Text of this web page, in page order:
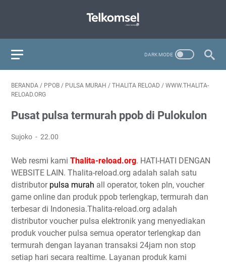
BERANDA / PPOB / PULSA MURAH / THALITA RELOAD / WWW.THALITA-
RELOAD.ORG
Pusat pulsa termurah ppob di Pulokulon
Sujoko 22.00
Web resmi kami Thalita-reload.org. HATI-HATI DENGAN
WEBSITE LAIN. Thalita-reload.org adalah salah satu
distributor pulsa murah all operator, token pln, voucher
game online dan produk ppob terlengkap, termurah dan
terbesar di Indonesia.Thalita-reload.org adalah
distributor voucher pulsa elektronik yang menyediakan
produk voucher pulsa semua operator terlengkap dan
termurah dengan layanan transaksi 24jam non stop
setiap hari secara realtime. Layanan produk kami